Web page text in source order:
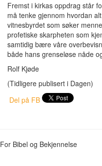
Fremst i kirkas oppdrag står
må tenke gjennom hvordan
vitnesbyrdet som søker
profetiske skarpheten som
samtidig bære våre
både hans grenseløse nåde
Rolf Kjøde
(Tidligere publisert i Dagen)
Del på FB
For Bibel og Bekjennelse